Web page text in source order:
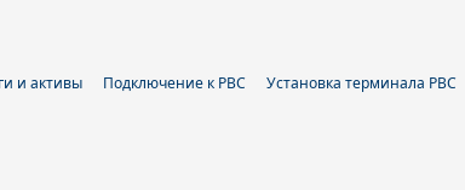
и активы Подключение к РВС Установка терминала РВС